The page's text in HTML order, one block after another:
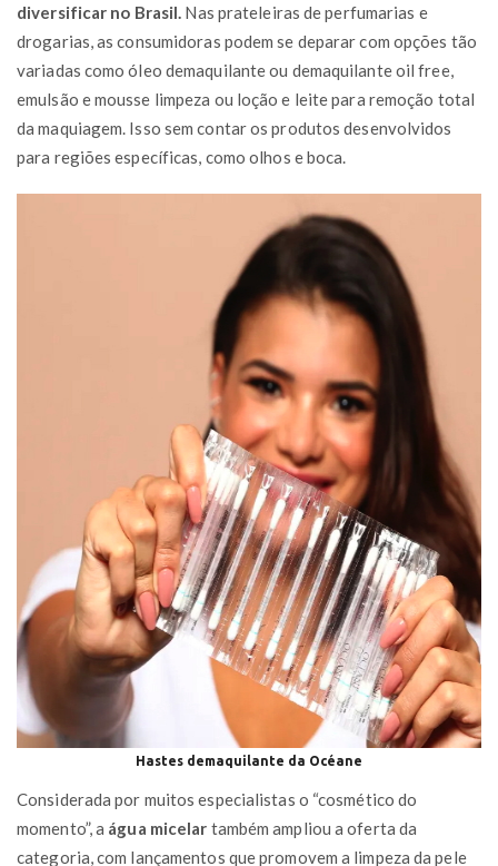
diversificar no Brasil. Nas prateleiras de perfumarias e
drogarias, as consumidoras podem se deparar com opções tão
variadas como óleo demaquilante ou demaquilante oil free,
emulsão e mousse limpeza ou loção e leite para remoção total
da maquiagem. Isso sem contar os produtos desenvolvidos
para regiões específicas, como olhos e boca.
Hastes demaquilante da Océane
Considerada por muitos especialistas o “cosmético do
momento”, a água micelar também ampliou a oferta da
categoria, com lançamentos que promovem a limpeza da pele